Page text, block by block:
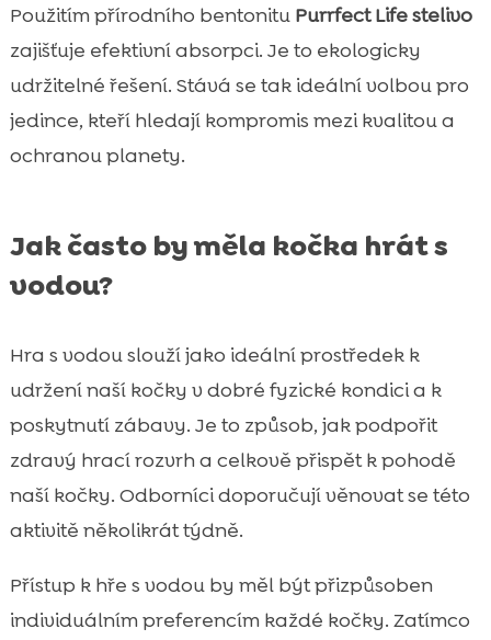
Použitím přírodního bentonitu Purrfect Life stelivo
zajišťuje efektivní absorpci. Je to ekologicky
udržitelné řešení. Stává se tak ideální volbou pro
jedince, kteří hledají kompromis mezi kvalitou a
ochranou planety.
Jak často by měla kočka hrát s
vodou?
Hra s vodou slouží jako ideální prostředek k
udržení naší kočky v dobré fyzické kondici a k
poskytnutí zábavy. Je to způsob, jak podpořit
zdravý hrací rozvrh a celkově přispět k pohodě
naší kočky. Odborníci doporučují věnovat se této
aktivitě několikrát týdně.
Přístup k hře s vodou by měl být přizpůsoben
individuálním preferencím každé kočky. Zatímco